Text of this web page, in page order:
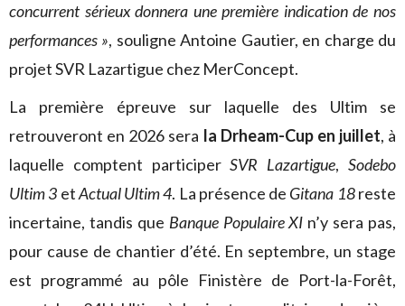
concurrent sérieux donnera une première indication de nos
performances », souligne Antoine Gautier, en charge du
projet SVR Lazartigue chez MerConcept.
La première épreuve sur laquelle des Ultim se
retrouveront en 2026 sera la Drheam-Cup en juillet, à
laquelle comptent participerSVR Lazartigue,Sodebo
Ultim 3 etActual Ultim 4. La présence de Gitana 18reste
incertaine, tandis que Banque Populaire XI n’y sera pas,
pour cause de chantier d’été. En septembre, un stage
est programmé au pôle Finistère de Port-la-Forêt,